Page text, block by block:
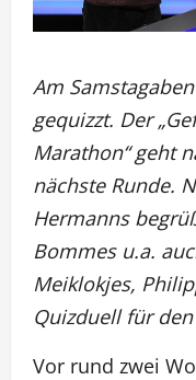
Am
gequizzt. Der
Marathon“ geht
nächste Runde.
Hermanns
Bommes u.a.
Meiklokjes,
Quizduell für
Vor rund zwei